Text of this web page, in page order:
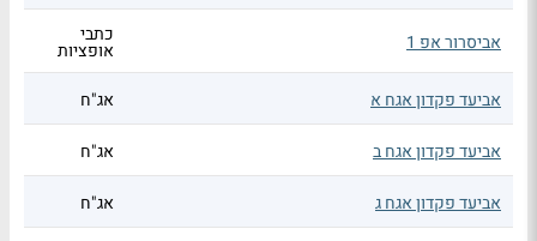
אביסרור אפ 1 כתבי
אופציות
אביעד פקדון אגח א
אג"ח
אביעד פקדון אגח ב אג"ח
אביעד פקדון אגח ג אג"ח